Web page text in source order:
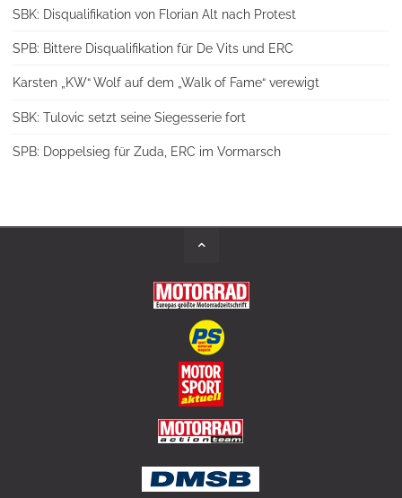
SBK: Disqualifikation von Florian Alt nach Protest
SPB: Bittere Disqualifikation für De Vits und ERC
Karsten „KW“ Wolf auf dem „Walk of Fame“ verewigt
SBK: Tulovic setzt seine Siegesserie fort
SPB: Doppelsieg für Zuda, ERC im Vormarsch
Back